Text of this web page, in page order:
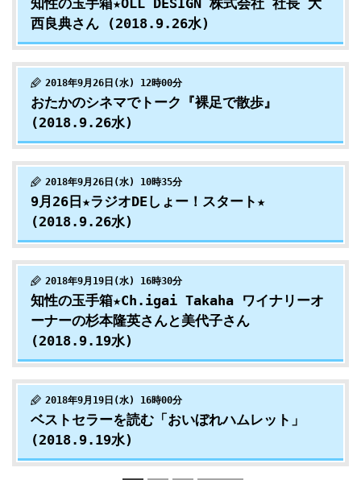
知性の玉手箱★OLL DESIGN 株式会社 社長 大
西良典さん (2018.9.26水)
2018年9月26日(水) 12時00分
おたかのシネマでトーク『裸足で散歩』
(2018.9.26水)
2018年9月26日(水) 10時35分
9月26日★ラジオDEしょー！スタート★
(2018.9.26水)
2018年9月19日(水) 16時30分
知性の玉手箱★Ch.igai Takaha ワイナリーオ
ーナーの杉本隆英さんと美代子さん
(2018.9.19水)
2018年9月19日(水) 16時00分
ベストセラーを読む「おいぼれハムレット」
(2018.9.19水)